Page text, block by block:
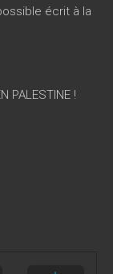
écrit à la
PALESTINE !